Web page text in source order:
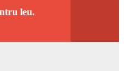
leu.